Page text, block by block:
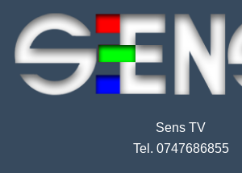
Sens TV
Tel. 0747686855